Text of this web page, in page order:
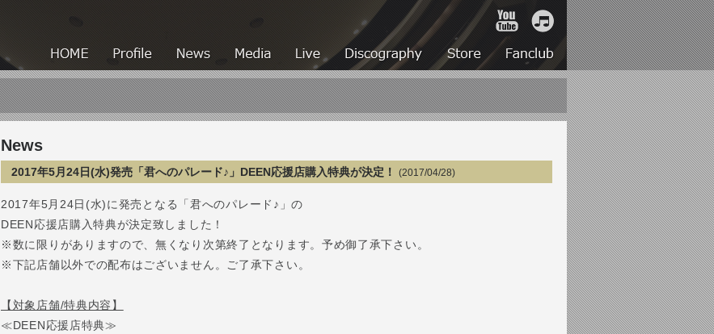
iTunes
YouTube
HOME Profile News Media Live Discography
Store Fanclub
News
2017年5月24日(水)発売「君へのパレード♪」DEEN応援店購入特典が決定！ (2017/04/28)
2017年5月24日(水)に発売となる「君へのパレード♪」の
DEEN応援店購入特典が決定致しました！
※数に限りがありますので、無くなり次第終了となります。予め御了承下さい。
※下記店舗以外での配布はございません。ご了承下さい。
【対象店舗/特典内容】
≪DEEN応援店特典≫